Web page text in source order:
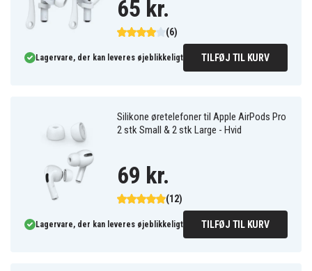
(6)
65 kr.
Lagervare, der kan leveres øjeblikkeligt TILFØJ TIL KURV
Silikone øretelefoner til Apple AirPods Pro
2 stk Small & 2 stk Large - Hvid
(12)
69 kr.
Lagervare, der kan leveres øjeblikkeligt TILFØJ TIL KURV